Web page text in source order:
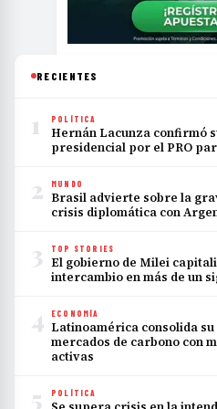
RECIENTES
1 POLÍTICA
Hernán Lacunza confirmó
presidencial por el PRO
2 MUNDO
Brasil advierte sobre la
crisis diplomática con
3 TOP STORIES
El gobierno de Milei
intercambio en más de un
4 ECONOMÍA
Latinoamérica consolida
mercados de carbono con
activas
5 POLÍTICA